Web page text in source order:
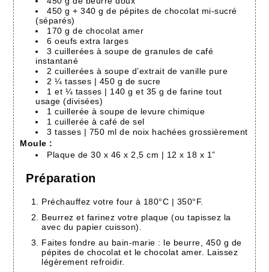
450 g + 340 g de pépites de chocolat mi-sucré
(séparés)
170 g de chocolat amer
6 oeufs extra larges
3 cuillerées à soupe de granules de café
instantané
2 cuillerées à soupe d’extrait de vanille pure
2 ¼ tasses | 450 g de sucre
1 et ¼ tasses | 140 g et 35 g de farine tout
usage (divisées)
1 cuillerée à soupe de levure chimique
1 cuillerée à café de sel
3 tasses | 750 ml de noix hachées grossièrement
Moule :
Plaque de 30 x 46 x 2,5 cm | 12 x 18 x 1”
Préparation
Préchauffez votre four à 180°C | 350°F.
Beurrez et farinez votre plaque (ou tapissez la
avec du papier cuisson).
Faites fondre au bain-marie : le beurre, 450 g de
pépites de chocolat et le chocolat amer. Laissez
légèrement refroidir.